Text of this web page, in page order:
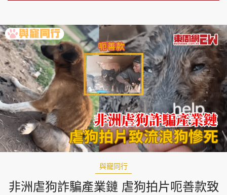
與寵同行
非洲虐狗詐騙產業鏈 虐狗拍片呃善款致